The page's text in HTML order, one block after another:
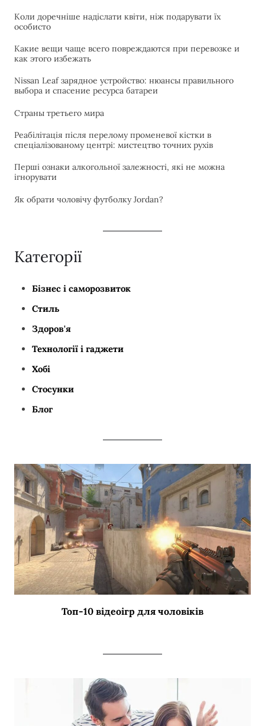
Коли доречніше надіслати квіти, ніж подарувати їх
особисто
Какие вещи чаще всего повреждаются при перевозке и
как этого избежать
Nissan Leaf зарядное устройство: нюансы правильного
выбора и спасение ресурса батареи
Страны третьего мира
Реабілітація після перелому променевої кістки в
спеціалізованому центрі: мистецтво точних рухів
Перші ознаки алкогольної залежності, які не можна
ігнорувати
Як обрати чоловічу футболку Jordan?
Категорії
Бізнес і саморозвиток
Стиль
Здоров'я
Технології і гаджети
Хобі
Стосунки
Блог
Топ-10 відеоігр для чоловіків